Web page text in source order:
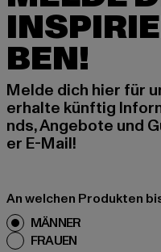
BEN!
Melde dich hier für
erhalte künftig
nds, Angebote und
er E-Mail!
An welchen Produkten
MÄNNER
FRAUEN